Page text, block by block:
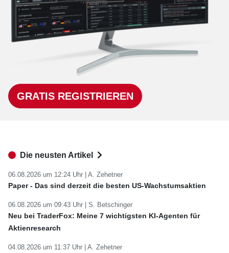
GRATIS REGISTRIEREN
Die neusten Artikel
06.08.2026 um 12:24 Uhr | A. Zehetner
Paper - Das sind derzeit die besten US-Wachstumsaktien
06.08.2026 um 09:43 Uhr | S. Betschinger
Neu bei TraderFox: Meine 7 wichtigsten KI-Agenten für
Aktienresearch
04.08.2026 um 11:37 Uhr | A. Zehetner